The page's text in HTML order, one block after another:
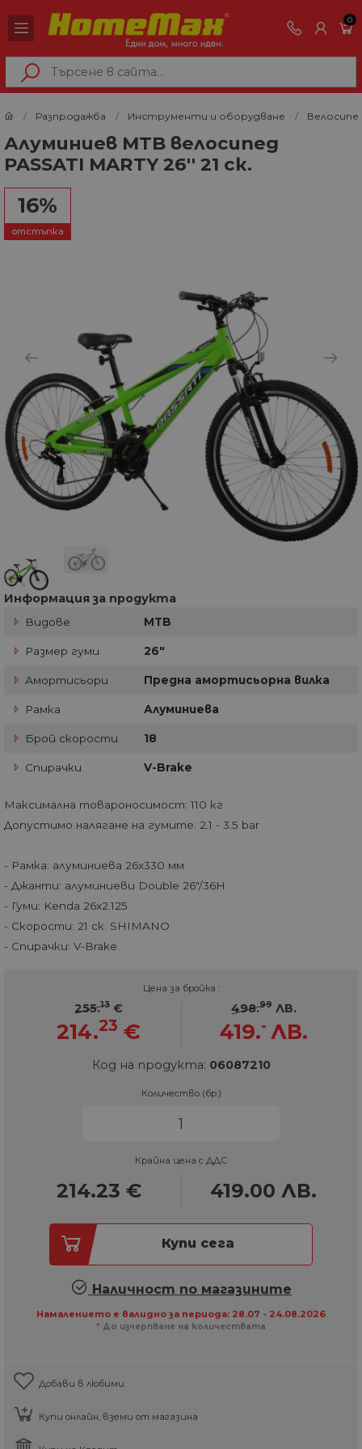
0
Разпродажба Инструменти и оборудване
Алуминиев MTB велосипед
PASSATI MARTY 26'' 21 ск.
16%
отстъпка
Информация за продукта
Видове MTB
Размер гуми 26"
Амортисьори Предна амортисьорна вилка
Рамка Алуминиева
Брой скорости 18
Спирачки V-Brake
Максимална товароносимост: 110 кг
Допустимо налягане на гумите: 2.1 - 3.5 bar
- Рамка: алуминиева 26х330 мм
- Джанти: алуминиеви Double 26"/36H
- Гуми: Kenda 26x2.125
- Скорости: 21 ск. SHIMANO
- Спирачки: V-Brake
Цена за бройка :
255.13 €
214.23 €
498.99 ЛВ.
419.- ЛВ.
Код на продукта: 06087210
Количество (бр.)
Крайна цена с ДДС
214.23 € 419.00 ЛВ.
Купи сега
Наличност по магазините
Намалението е валидно за периода: 28.07 - 24.08.2026
* До изчерпване на количествата
Добави в любими
Купи онлайн, вземи от магазина